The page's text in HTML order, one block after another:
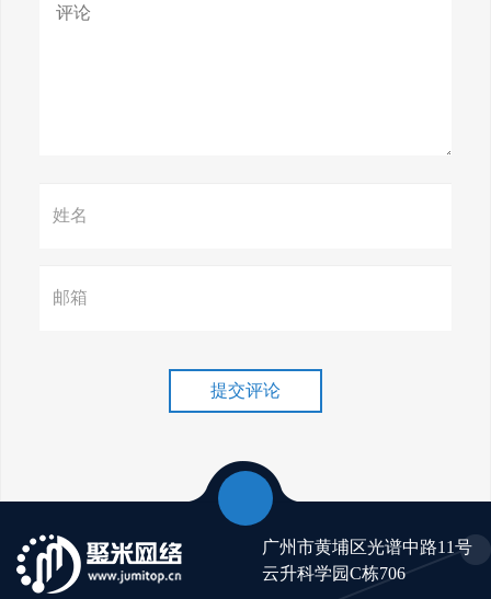
巧介绍！
提交评论
广州市黄埔区光谱中路11号
云升科学园C栋706